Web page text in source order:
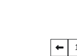
Пагинация